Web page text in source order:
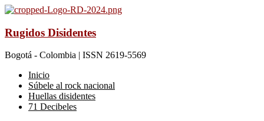
Rugidos Disidentes
Bogotá - Colombia | ISSN 2619-5569
Inicio
Súbele al rock nacional
Huellas disidentes
71 Decibeles